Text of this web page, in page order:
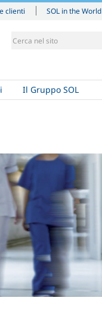
clienti SOL in the World
Il Gruppo SOL